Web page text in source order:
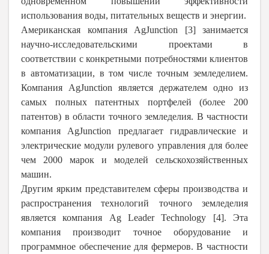
использования воды, питательных веществ и энергии.
Американская компания AgJunction [3] занимается
научно-исследовательскими проектами в
соответствии с конкретными потребностями клиентов
в автоматизации, в том числе точным земледелием.
Компания AgJunction является держателем одно из
самых полных патентных портфелей (более 200
патентов) в области точного земледелия. В частности
компания AgJunction предлагает гидравлические и
электрические модули рулевого управления для более
чем 2000 марок и моделей сельскохозяйственных
машин.
Другим ярким представителем сферы производства и
распространения технологий точного земледелия
является компания Ag Leader Technology [4]. Эта
компания производит точное оборудование и
программное обеспечение для фермеров. В частности